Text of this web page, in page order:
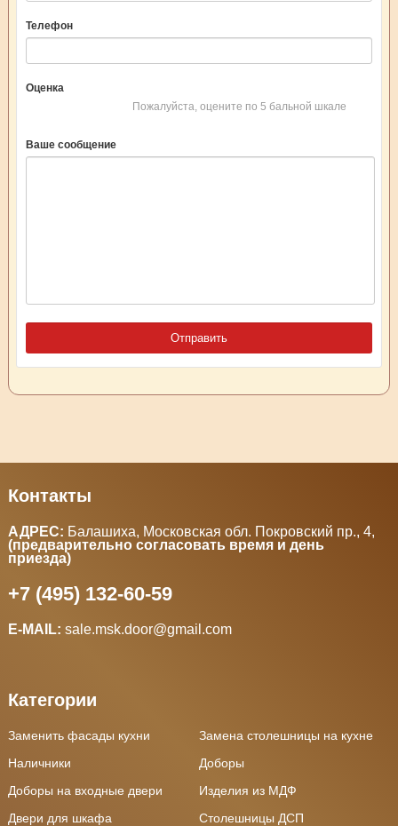
Телефон
Оценка
Пожалуйста, оцените по 5 бальной шкале
Ваше сообщение
Контакты
АДРЕС: Балашиха, Московская обл. Покровский пр., 4,
(предварительно согласовать время и день
приезда)
+7 (495) 132-60-59
E-MAIL: sale.msk.door@gmail.com
Категории
Заменить фасады кухни
Замена столешницы на кухне
Наличники
Доборы
Доборы на входные двери
Изделия из МДФ
Двери для шкафа
Столешницы ДСП